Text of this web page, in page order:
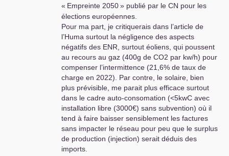
« Empreinte 2050» publié par le CN pour les
élections européennes.
Pour ma part, je critiquerais dans l’article de
l’Huma surtout la négligence des aspects
négatifs des ENR , surtout éoliens, qui poussent
au recours au gaz (400g de CO2 par kw/h) pour
compenser l’intermittence (21,6% de taux de
charge en 2022). Par contre, le solaire, bien
plus prévisible, me parait plus efficace surtout
dans le cadre auto-consomation (<5kwC avec
installation libre (3000€) sans subvention) où il
tend à faire baisser sensiblement les factures
sans impacter le réseau pour peu que le surplus
de production (injection) serait déduis des
imports.